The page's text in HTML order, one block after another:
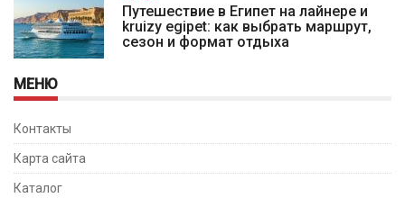
Путешествие в Египет на лайнере и
kruizy egipet: как выбрать маршрут,
сезон и формат отдыха
МЕНЮ
Контакты
Карта сайта
Каталог